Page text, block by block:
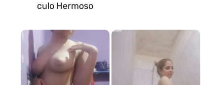
culo Hermoso